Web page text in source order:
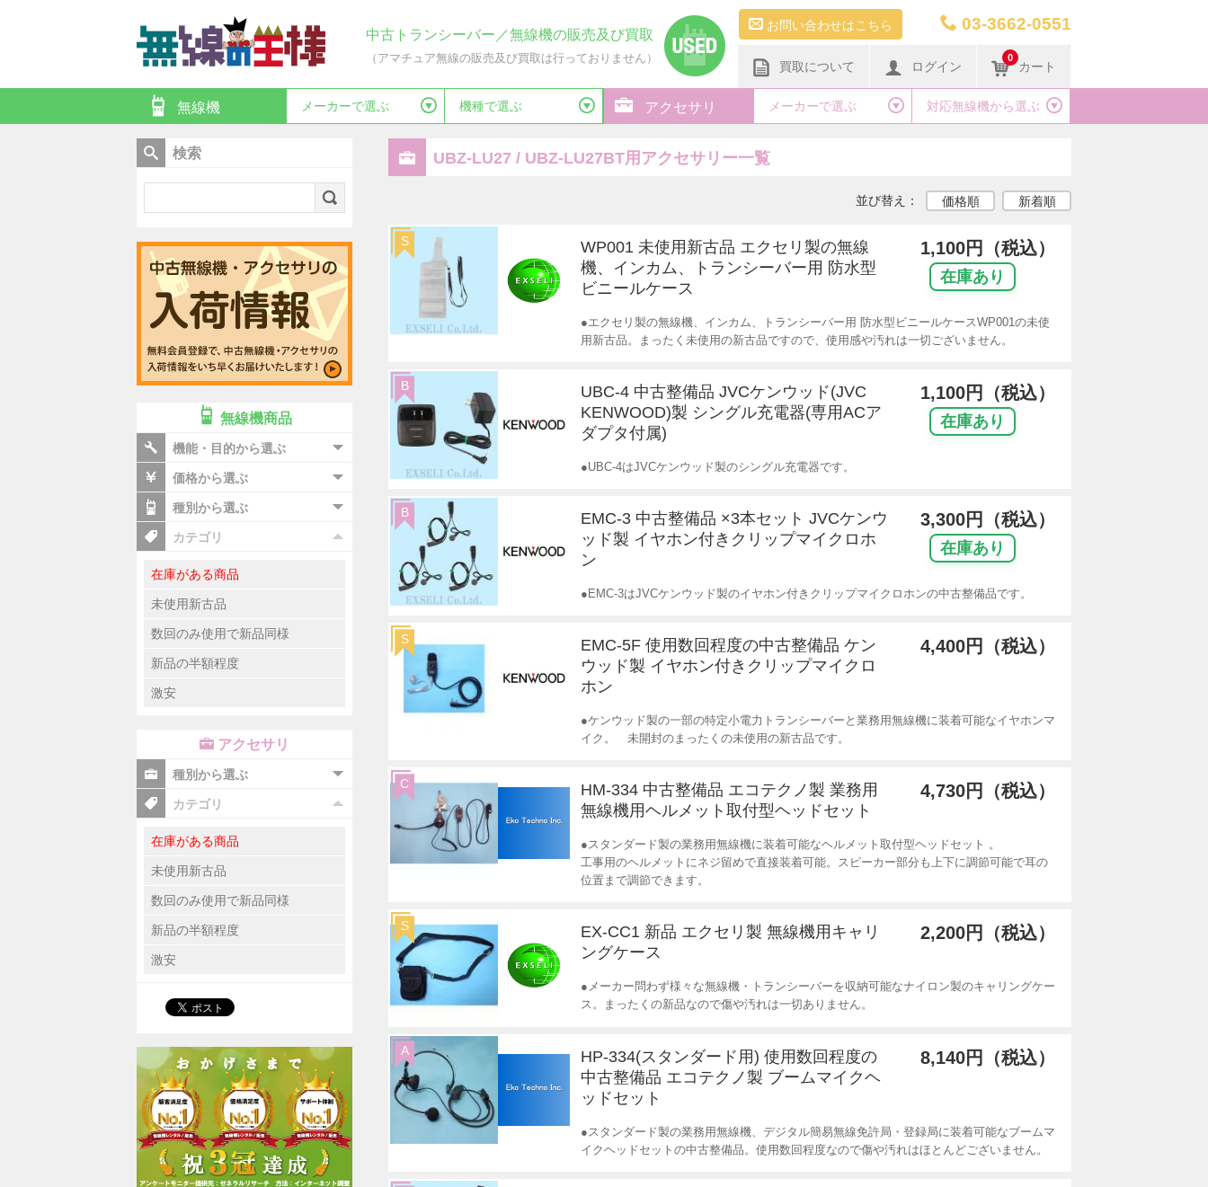
中古トランシーバー／無線機の販売及び買取
（アマチュア無線の販売及び買取は行っておりません）
お問い合わせはこちら 03-3662-0551
買取について ログイン
0
カート
無線機 メーカーで選ぶ 機種で選ぶ アクセサリ メーカーで選ぶ 対応無線機から選ぶ
UBZ-LU27 / UBZ-LU27BT用アクセサリー一覧
並び替え： 価格順 新着順
WP001 未使用新古品 エクセリ製の無線
機、インカム、トランシーバー用 防水型
ビニールケース
1,100円（税込）
在庫あり
●エクセリ製の無線機、インカム、トランシーバー用 防水型ビニールケースWP001の未使
用新古品。まったく未使用の新古品ですので、使用感や汚れは一切ございません。
S
UBC-4 中古整備品 JVCケンウッド(JVC
KENWOOD)製 シングル充電器(専用ACア
ダプタ付属)
1,100円（税込）
在庫あり
●UBC-4はJVCケンウッド製のシングル充電器です。
B
EMC-3 中古整備品 ×3本セット JVCケンウ
ッド製 イヤホン付きクリップマイクロホ
ン
3,300円（税込）
在庫あり
●EMC-3はJVCケンウッド製のイヤホン付きクリップマイクロホンの中古整備品です。
B
EMC-5F 使用数回程度の中古整備品 ケン
ウッド製 イヤホン付きクリップマイクロ
ホン
4,400円（税込）
●ケンウッド製の一部の特定小電力トランシーバーと業務用無線機に装着可能なイヤホンマ
イク。 未開封のまったくの未使用の新古品です。
S
HM-334 中古整備品 エコテクノ製 業務用
無線機用ヘルメット取付型ヘッドセット
4,730円（税込）
●スタンダード製の業務用無線機に装着可能なヘルメット取付型ヘッドセット 。
工事用のヘルメットにネジ留めで直接装着可能。スピーカー部分も上下に調節可能で耳の
位置まで調節できます。
C
EX-CC1 新品 エクセリ製 無線機用キャリ
ングケース
2,200円（税込）
●メーカー問わず様々な無線機・トランシーバーを収納可能なナイロン製のキャリングケー
ス。まったくの新品なので傷や汚れは一切ありません。
S
HP-334(スタンダード用) 使用数回程度の
中古整備品 エコテクノ製 ブームマイクヘ
ッドセット
8,140円（税込）
●スタンダード製の業務用無線機、デジタル簡易無線免許局・登録局に装着可能なブームマ
イクヘッドセットの中古整備品。使用数回程度なので傷や汚れはほとんどございません。
A
検索
無線機商品
機能・目的から選ぶ
価格から選ぶ
種別から選ぶ
カテゴリ
在庫がある商品
未使用新古品
数回のみ使用で新品同様
新品の半額程度
激安
アクセサリ
種別から選ぶ
カテゴリ
在庫がある商品
未使用新古品
数回のみ使用で新品同様
新品の半額程度
激安